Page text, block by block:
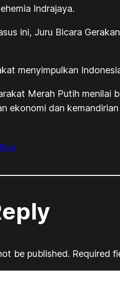
Indrajaya.
ini, Juru Bicara
menyimpulkan
Merah Putih menilai
ekonomi dan
Blog
be published. Required